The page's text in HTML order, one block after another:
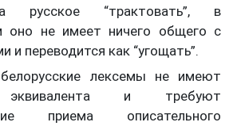
русское “трактовать”, в
оно не имеет ничего общего с
и переводится как “угощать”.
лексемы не имеют
эквивалента и требуют
приема описательного